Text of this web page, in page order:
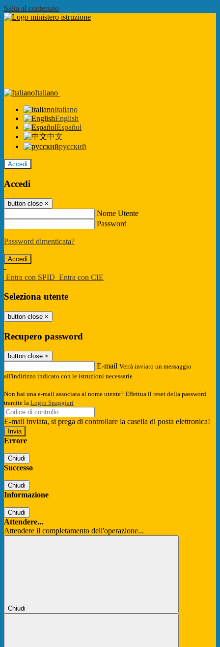
Salta al contenuto
Italiano
Italiano
English
Español
中文
русский
Accedi
Accedi
button close ×
Nome Utente
Password
Password dimenticata?
-
Entra con SPID Entra con CIE
Seleziona utente
button close ×
Recupero password
button close ×
E-mail Verrà inviato un messaggio
all'indirizzo indicato con le istruzioni necessarie.
Non hai una e-mail associata al nome utente? Effettua il reset della password
tramite la Login Spaggiari
E-mail inviata, si prega di controllare la casella di posta elettronica!
Errore
Chiudi
Successo
Chiudi
Informazione
Chiudi
Attendere...
Attendere il completamento dell'operazione...
Chiudi